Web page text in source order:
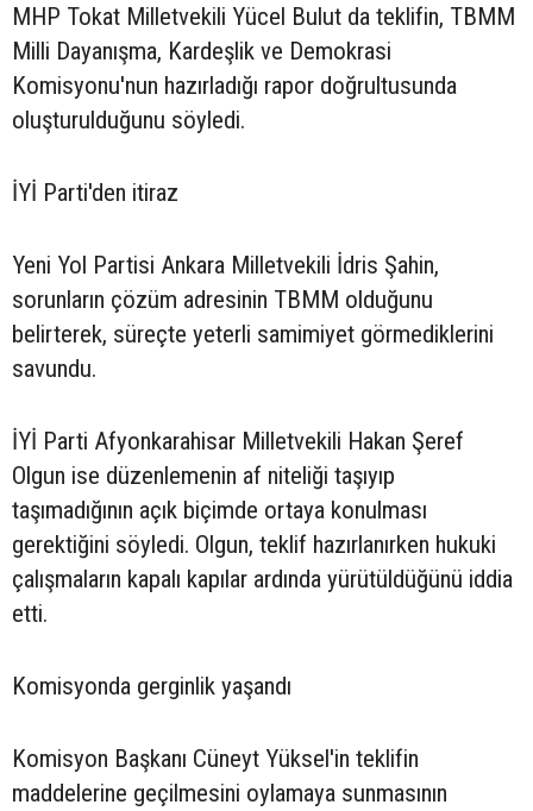
MHP Tokat Milletvekili Yücel Bulut da teklifin, TBMM
Milli Dayanışma, Kardeşlik ve Demokrasi
Komisyonu'nun hazırladığı rapor doğrultusunda
oluşturulduğunu söyledi.
İYİ Parti'den itiraz
Yeni Yol Partisi Ankara Milletvekili İdris Şahin,
sorunların çözüm adresinin TBMM olduğunu
belirterek, süreçte yeterli samimiyet görmediklerini
savundu.
İYİ Parti Afyonkarahisar Milletvekili Hakan Şeref
Olgun ise düzenlemenin af niteliği taşıyıp
taşımadığının açık biçimde ortaya konulması
gerektiğini söyledi. Olgun, teklif hazırlanırken hukuki
çalışmaların kapalı kapılar ardında yürütüldüğünü iddia
etti.
Komisyonda gerginlik yaşandı
Komisyon Başkanı Cüneyt Yüksel'in teklifin
maddelerine geçilmesini oylamaya sunmasının